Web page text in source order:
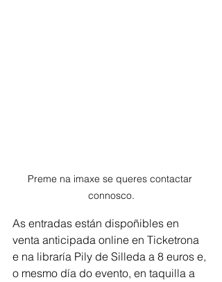
Preme na imaxe se queres contactar
connosco.
As entradas están dispoñibles en
venta anticipada online en Ticketrona
e na libraría Pily de Silleda a 8 euros e,
o mesmo día do evento, en taquilla a